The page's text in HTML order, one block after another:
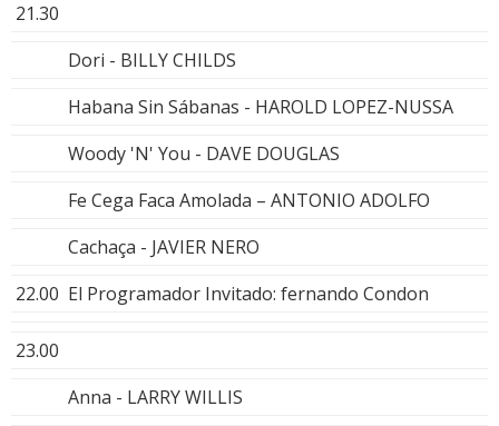
21.30
Dori - BILLY CHILDS
Habana Sin Sábanas - HAROLD LOPEZ-NUSSA
Woody 'N' You - DAVE DOUGLAS
Fe Cega Faca Amolada – ANTONIO ADOLFO
Cachaça - JAVIER NERO
22.00 El Programador Invitado: fernando Condon
23.00
Anna - LARRY WILLIS